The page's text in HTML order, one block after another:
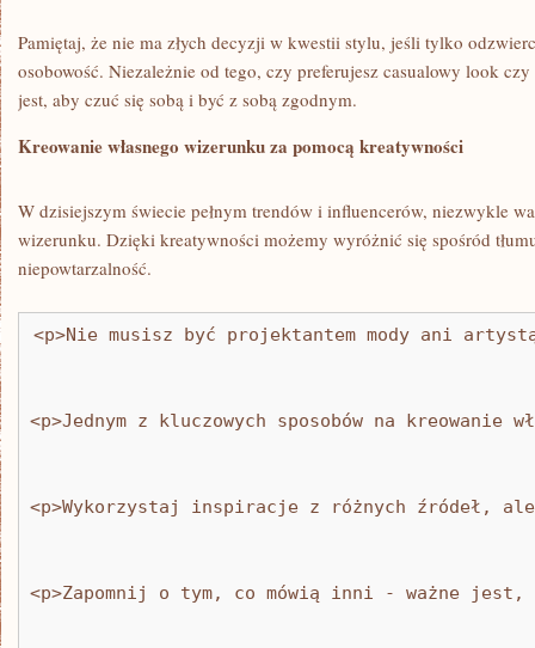
Pamiętaj, że nie ​ma ⁣złych decyzji w kwestii stylu,⁤ jeśli tylko
osobowość. ⁤Niezależnie od tego, czy preferujesz‍ casualowy ‌look
jest, aby czuć ⁤się sobą ⁣i być ⁤z⁣ sobą zgodnym.
Kreowanie własnego ⁣wizerunku za ‌pomocą‌ kreatywności
W dzisiejszym świecie pełnym trendów i‍ influencerów, niezwykle
wizerunku. Dzięki kreatywności możemy wyróżnić się ⁣spośród⁣
⁣niepowtarzalność.
<p>Nie musisz być projektantem mody ani
<p>Jednym z kluczowych sposobów na
<p>Wykorzystaj inspiracje z różnych źródeł,
<p>Zapomnij o tym, co mówią inni - ważne